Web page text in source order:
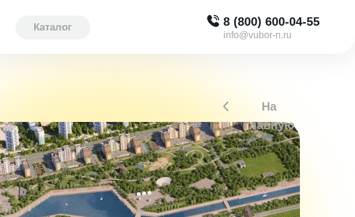
8 (800) 600-04-55
info@vubor-n.ru
Каталог
На
главную